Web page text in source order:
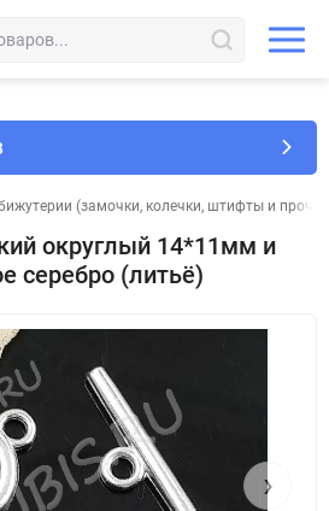
(замочки, колечки, штифты и
округлый 14*11мм и
серебро (литьё)
›